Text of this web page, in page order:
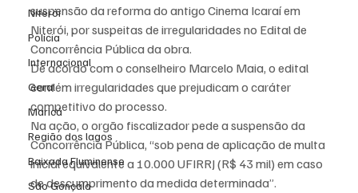
Niterói
Polícia
Internacional
Geral
Maricá
Região dos lagos
Baixada Fluminense
São Gonçalo
suspensão da reforma do antigo Cinema Icaraí em
Niterói, por suspeitas de irregularidades no Edital de
Concorrência Pública da obra.
De acordo com o conselheiro Marcelo Maia, o edital
contém irregularidades que prejudicam o caráter
competitivo do processo.
Na ação, o orgão fiscalizador pede a suspensão da
Concorrência Pública, “sob pena de aplicação de multa
inicial equivalente a 10.000 UFIRRJ (R$ 43 mil) em caso
de descumprimento da medida determinada”.